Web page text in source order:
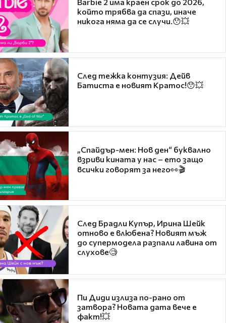
който трябва да спази, иначе
никога няма да се случи.😯💥
След тежка контузия: Дейв
Батиста е новият Кратос!😯💥
„Спайдър-мен: Нов ден“ буквално
взриви кината у нас – ето защо
всички говорят за него👀🎬
След Брадли Купър, Ирина Шейк
отново е влюбена? Новият мъж
до супермодела разпали лавина от
слухове🧐
Пи Диди излиза по-рано от
затвора? Новата дата вече е
факт!💥